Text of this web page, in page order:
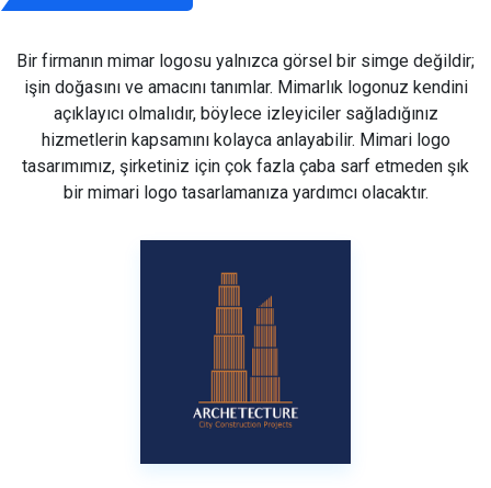
Bir firmanın mimar logosu yalnızca görsel bir simge değildir;
işin doğasını ve amacını tanımlar. Mimarlık logonuz kendini
açıklayıcı olmalıdır, böylece izleyiciler sağladığınız
hizmetlerin kapsamını kolayca anlayabilir. Mimari logo
tasarımımız, şirketiniz için çok fazla çaba sarf etmeden şık
bir mimari logo tasarlamanıza yardımcı olacaktır.